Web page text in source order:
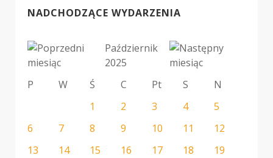
NADCHODZĄCE WYDARZENIA
Październik
2025
P
W Ś C Pt S
N
1
2 3 4
5
6
7 8 9 10 11
12
13
14 15 16 17 18
19